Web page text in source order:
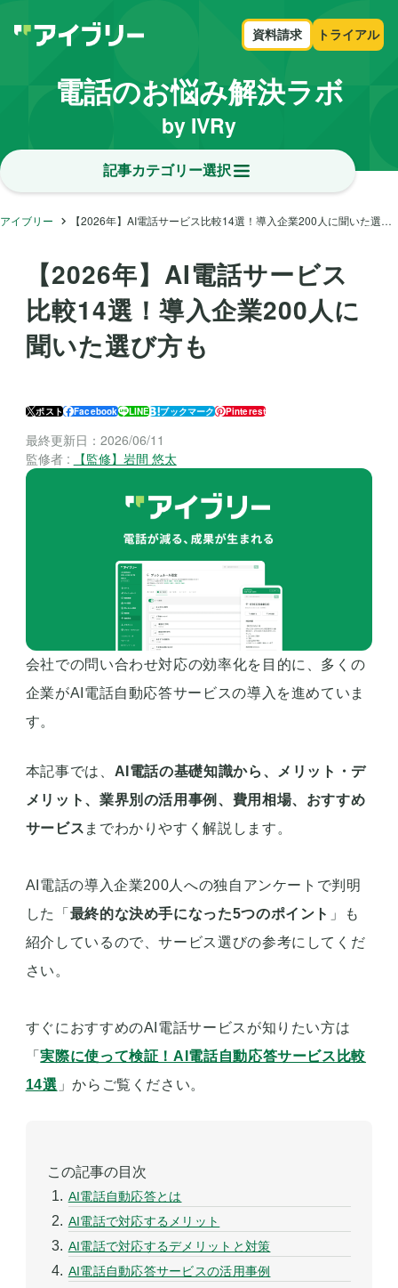
資料請求 トライアル
電話のお悩み解決ラボ
by IVRy
記事カテゴリー選択
アイブリー 【2026年】AI電話サービス比較14選！導入企業200人に聞いた選び方も
【2026年】AI電話サービス
比較14選！導入企業200人に
聞いた選び方も
ポスト Facebook LINE ブックマーク Pinterest
最終更新日： 2026/06/11
監修者 :
【監修】岩間 悠太
会社での問い合わせ対応の効率化を目的に、多くの
企業がAI電話自動応答サービスの導入を進めていま
す。
本記事では、 AI電話の基礎知識から、メリット・デ
メリット、業界別の活用事例、費用相場、おすすめ
サービス までわかりやすく解説します。
AI電話の導入企業200人への独自アンケートで判明
した「 最終的な決め手になった5つのポイント 」も
紹介しているので、サービス選びの参考にしてくだ
さい。
すぐにおすすめのAI電話サービスが知りたい方は
「実際に使って検証！AI電話自動応答サービス比較
14選 」からご覧ください。
この記事の目次
AI電話自動応答とは
AI電話で対応するメリット
AI電話で対応するデメリットと対策
AI電話自動応答サービスの活用事例